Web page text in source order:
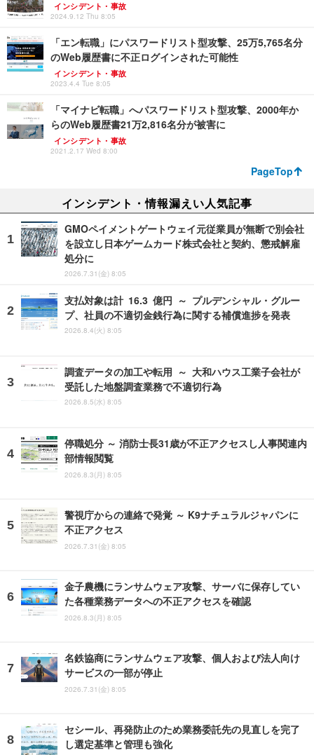
インシデント・事故
2024.9.12 Thu 8:05
「エン転職」にパスワードリスト型攻撃、25万5,765名分
のWeb履歴書に不正ログインされた可能性
インシデント・事故
2023.4.4 Tue 8:05
「マイナビ転職」へパスワードリスト型攻撃、2000年か
らのWeb履歴書21万2,816名分が被害に
インシデント・事故
2021.2.17 Wed 8:00
PageTop
インシデント・情報漏えい人気記事
GMOペイメントゲートウェイ元従業員が無断で別会社
を設立し日本ゲームカード株式会社と契約、懲戒解雇
処分に
2026.7.31(金) 8:05
支払対象は計 16.3 億円 ～ プルデンシャル・グルー
プ、社員の不適切金銭行為に関する補償進捗を発表
2026.8.4(火) 8:05
調査データの加工や転用 ～ 大和ハウス工業子会社が
受託した地盤調査業務で不適切行為
2026.8.5(水) 8:05
停職処分 ～ 消防士長31歳が不正アクセスし人事関連内
部情報閲覧
2026.8.3(月) 8:05
警視庁からの連絡で発覚 ～ K9ナチュラルジャパンに
不正アクセス
2026.7.31(金) 8:05
金子農機にランサムウェア攻撃、サーバに保存してい
た各種業務データへの不正アクセスを確認
2026.8.3(月) 8:05
名鉄協商にランサムウェア攻撃、個人および法人向け
サービスの一部が停止
2026.7.31(金) 8:05
セシール、再発防止のため業務委託先の見直しを完了
し選定基準と管理も強化